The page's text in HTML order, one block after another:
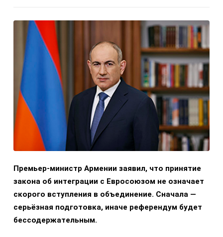
Премьер-министр Армении заявил, что принятие
закона об интеграции с Евросоюзом не означает
скорого вступления в объединение. Сначала —
серьёзная подготовка, иначе референдум будет
бессодержательным.